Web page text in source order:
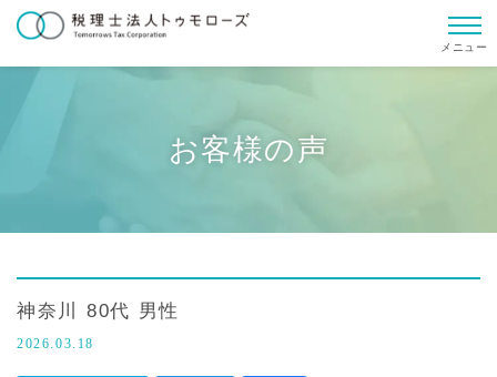
メニュー
お客様の声
神奈川 80代 男性
2026.03.18